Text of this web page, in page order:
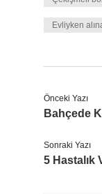
Evliyken
Önceki Yazı
Bahçede
Sonraki Yazı
5 Hastalık